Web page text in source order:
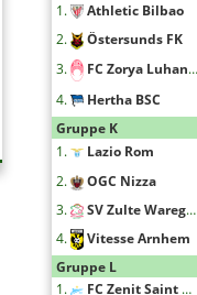
1.
Athletic Bilbao
2.
Östersunds FK
3.
FC Zorya Luhansk
4.
Hertha BSC
Gruppe K
1.
Lazio Rom
2.
OGC Nizza
3.
SV Zulte Waregem
4.
Vitesse Arnhem
Gruppe L
1.
FC Zenit Saint Petersburg